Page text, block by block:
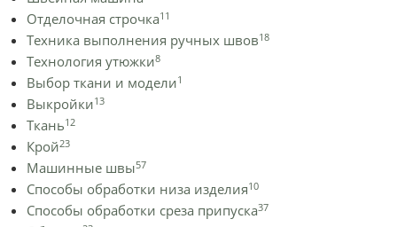
Отделочная строчка11
Техника выполнения ручных швов18
Технология утюжки8
Выбор ткани и модели1
Выкройки13
Ткань12
Крой23
Машинные швы57
Способы обработки низа изделия10
Способы обработки среза припуска37